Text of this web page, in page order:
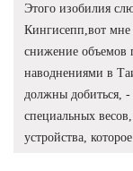
Этого изобилия
Кингисепп,вот мне
снижение объемов
наводнениями в
должны добиться,
специальных
устройства,